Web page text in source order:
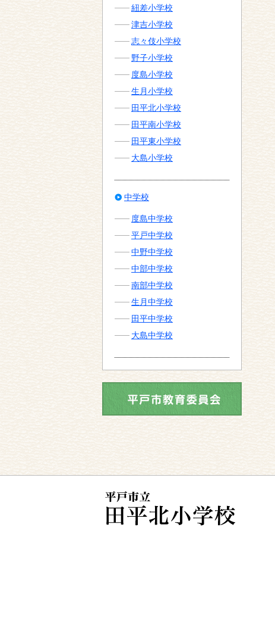
紐差小学校
津吉小学校
志々伎小学校
野子小学校
度島小学校
生月小学校
田平北小学校
田平南小学校
田平東小学校
大島小学校
中学校
度島中学校
平戸中学校
中野中学校
中部中学校
南部中学校
生月中学校
田平中学校
大島中学校